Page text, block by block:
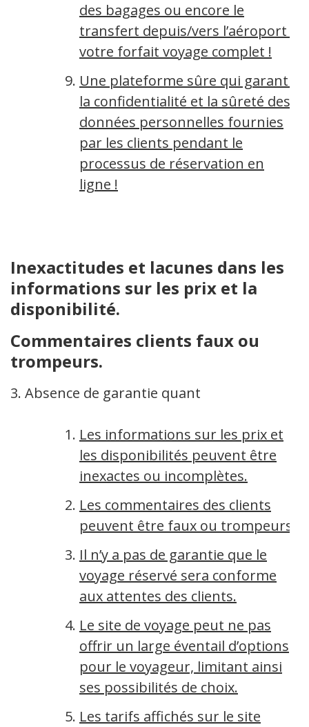
des bagages ou encore le
transfert depuis/vers l’aéroport à
votre forfait voyage complet !
Une plateforme sûre qui garantit
la confidentialité et la sûreté des
données personnelles fournies
par les clients pendant le
processus de réservation en
ligne !
Inexactitudes et lacunes dans les
informations sur les prix et la
disponibilité.
Commentaires clients faux ou
trompeurs.
3. Absence de garantie quant
Les informations sur les prix et
les disponibilités peuvent être
inexactes ou incomplètes.
Les commentaires des clients
peuvent être faux ou trompeurs.
Il n’y a pas de garantie que le
voyage réservé sera conforme
aux attentes des clients.
Le site de voyage peut ne pas
offrir un large éventail d’options
pour le voyageur, limitant ainsi
ses possibilités de choix.
Les tarifs affichés sur le site